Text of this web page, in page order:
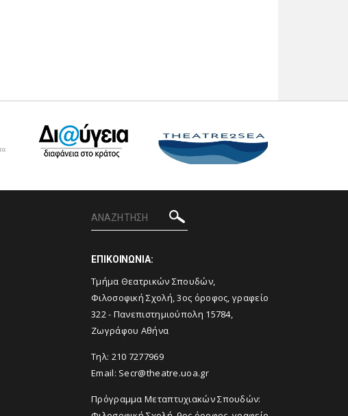
ΕΠΙΚΟΙΝΩΝΙΑ:
Tμήμα Θεατρικών Σπουδών,
Φιλοσοφική Σχολή, 3ος όροφος, γραφείο
322 - Πανεπιστημιούπολη 15784,
Ζωγράφου Αθήνα
Τηλ: 210 7277969
Email: Secr@theatre.uoa.gr
Πρόγραμμα Μεταπτυχιακών Σπουδών: